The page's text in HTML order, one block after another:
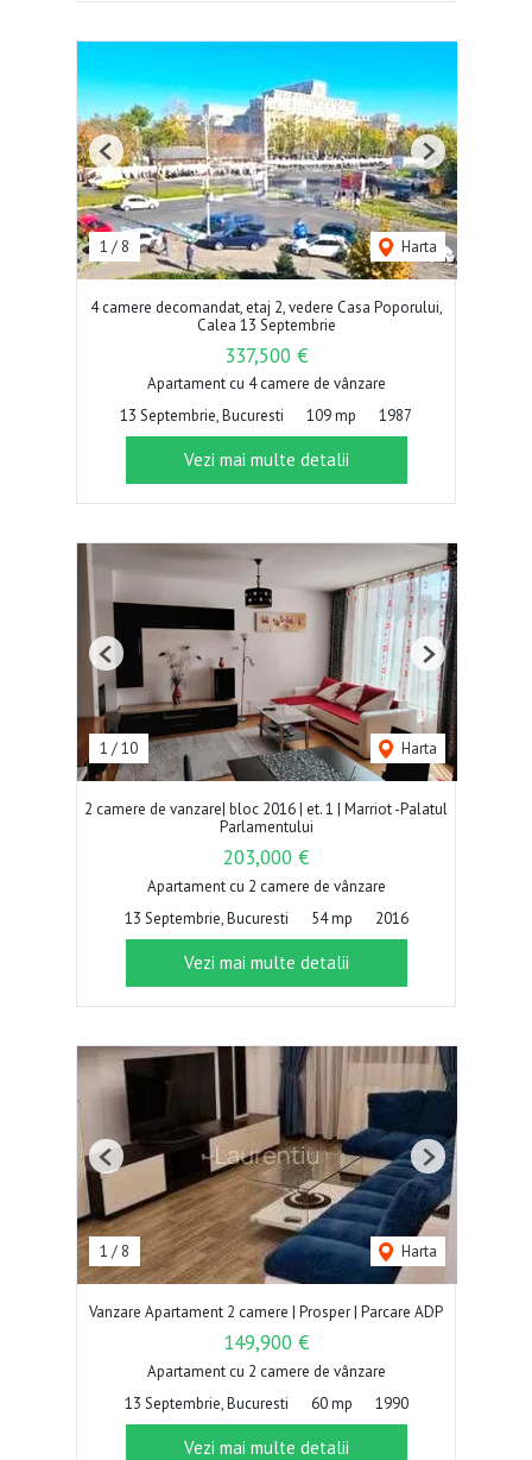
1 / 8 Harta
Previous Next
4 camere decomandat, etaj 2, vedere Casa Poporului,
Calea 13 Septembrie
337,500 €
Apartament cu 4 camere de vânzare
13 Septembrie, Bucuresti
109 mp 1987
Vezi mai multe detalii
1 /10 Harta
Previous Next
2 camere de vanzare| bloc 2016 | et. 1 | Marriot -Palatul
Parlamentului
203,000 €
Apartament cu 2 camere de vânzare
13 Septembrie, Bucuresti
54 mp 2016
Vezi mai multe detalii
1 / 8 Harta
Previous Next
Vanzare Apartament 2 camere | Prosper | Parcare ADP
149,900 €
Apartament cu 2 camere de vânzare
13 Septembrie, Bucuresti
60 mp 1990
Vezi mai multe detalii